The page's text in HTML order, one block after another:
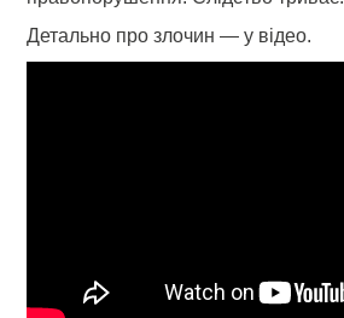
Детально про злочин — у відео.